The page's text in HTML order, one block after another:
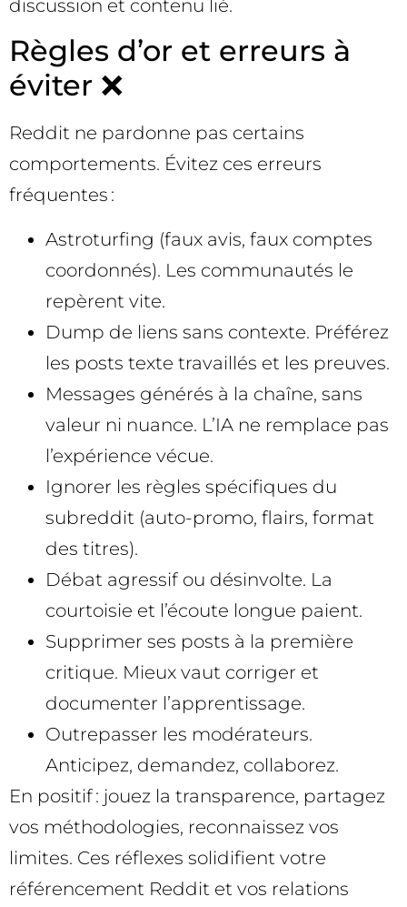
discussion et contenu lié.
Règles d’or et erreurs à
éviter ❌
Reddit ne pardonne pas certains
comportements. Évitez ces erreurs
fréquentes :
Astroturfing (faux avis, faux comptes
coordonnés). Les communautés le
repèrent vite.
Dump de liens sans contexte. Préférez
les posts texte travaillés et les preuves.
Messages générés à la chaîne, sans
valeur ni nuance. L’IA ne remplace pas
l’expérience vécue.
Ignorer les règles spécifiques du
subreddit (auto-promo, flairs, format
des titres).
Débat agressif ou désinvolte. La
courtoisie et l’écoute longue paient.
Supprimer ses posts à la première
critique. Mieux vaut corriger et
documenter l’apprentissage.
Outrepasser les modérateurs.
Anticipez, demandez, collaborez.
En positif : jouez la transparence, partagez
vos méthodologies, reconnaissez vos
limites. Ces réflexes solidifient votre
référencement Reddit et vos relations